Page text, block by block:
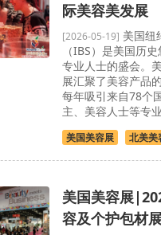
际美容美发展
[2026-05-19] 美国纽
（IBS）是美国历
专业人士的盛会。
展汇聚了美容产品
每年吸引来自78个
主、美容人士等专
美国美容展 北美美
美国美容展
容及个护包材